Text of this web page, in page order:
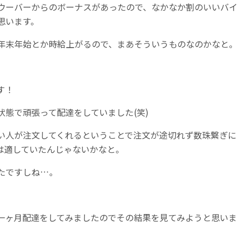
ーバーからのボーナスがあったので、なかなか割のいいバイ
ます。
年始とか時給上がるので、まあそういうものなのかなと。
態で頑張って配達をしていました(笑)
人が注文してくれるということで注文が途切れず数珠繋ぎに
していたんじゃないかなと。
ですしね…。
ヶ月配達をしてみましたのでその結果を見てみようと思いま